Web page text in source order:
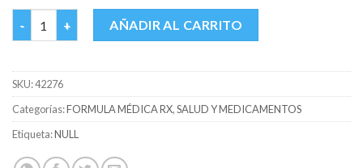
DISPAX 100/300 MG CAJA X 16 CAPS cantidad
AÑADIR AL CARRITO
SKU:42276
Categorías:FORMULA MÉDICA RX,SALUD Y MEDICAMENTOS
Etiqueta:NULL